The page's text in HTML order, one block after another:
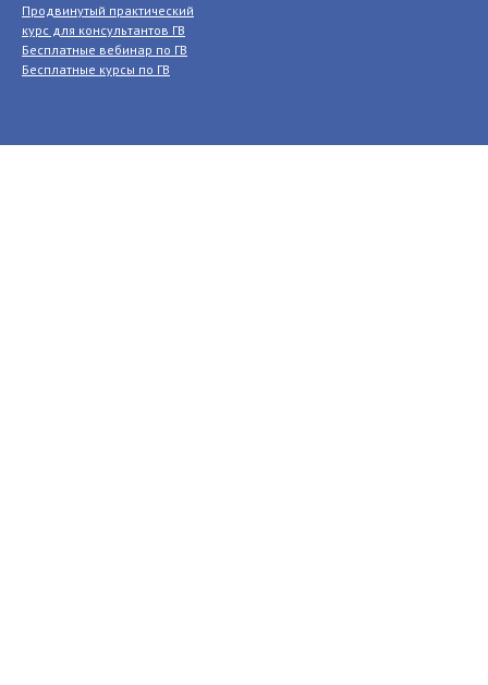
Продвинутый практический
курс для консультантов ГВ
Бесплатные вебинар по ГВ
Бесплатные курсы по ГВ